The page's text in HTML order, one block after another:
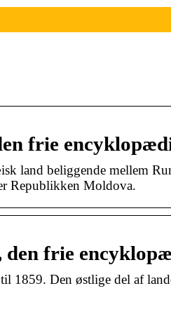
frie
land beliggende mellem
Republikken Moldova.
den frie
1859. Den østlige del af